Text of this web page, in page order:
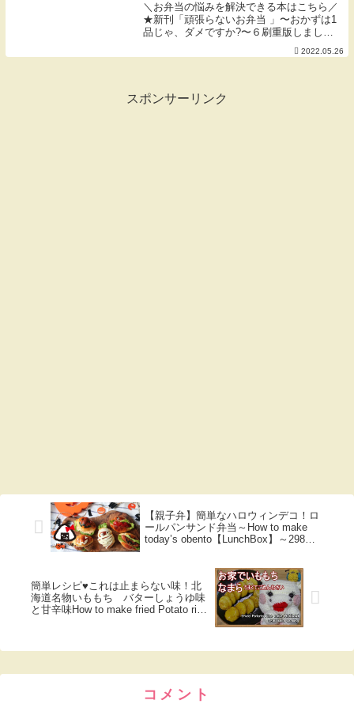
＼お弁当の悩みを解決できる本はこちら／
★新刊「頑張らないお弁当 」〜おかずは1
品じゃ、ダメですか?〜６刷重版しまし
た！ありがとうございます♡→​★初著書
にぎりっ娘の「はじめての子どもべんと
2022.05.26
スポンサーリンク
【親子弁】簡単なハロウィンデコ！ロ
ールパンサンド弁当～How to make
today’s obento【LunchBox】～298時
簡単レシピ♥これは止まらない味！北
海道名物いももち バターしょうゆ味
と甘辛味How to make fried Potato rice
コメント